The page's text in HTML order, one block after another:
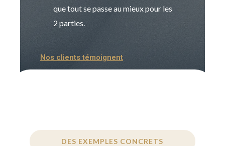
que tout se passe au mieux pour les
2 parties.
Nos clients témoignent
DES EXEMPLES CONCRETS